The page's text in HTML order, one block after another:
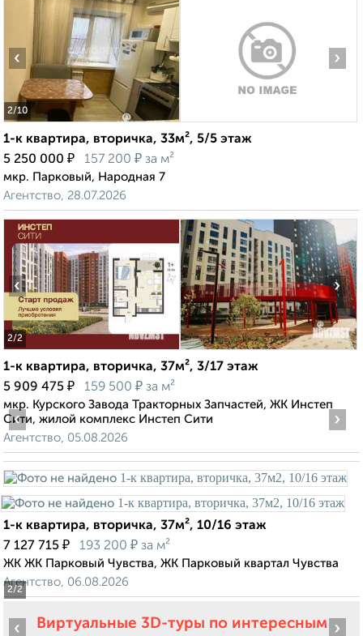
2/10
‹ ›
1-к квартира, вторичка, 33м², 5/5 этаж
5 250 000 ₽ 157 200 ₽ за м²
мкр. Парковый, Народная 7
Агентство, 28.07.2026
2/2
‹ ›
1-к квартира, вторичка, 37м², 3/17 этаж
5 909 475 ₽ 159 500 ₽ за м²
мкр. Курского Завода Тракторных Запчастей, ЖК Инстеп
Сити, жилой комплекс Инстеп Сити
Агентство, 05.08.2026
2/2
‹ ›
1-к квартира, вторичка, 37м², 10/16 этаж
7 127 715 ₽ 193 200 ₽ за м²
ЖК ЖК Парковый Чувства, ЖК Парковый квартал Чувства
Агентство, 06.08.2026
Виртуальные 3D-туры по интересным
‹ ›